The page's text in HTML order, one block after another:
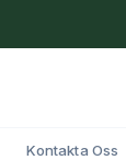
Kontakta Oss